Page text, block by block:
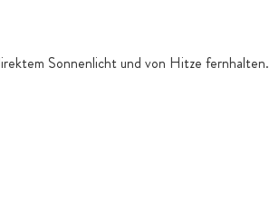
Sonnenlicht und von Hitze fernhalten.